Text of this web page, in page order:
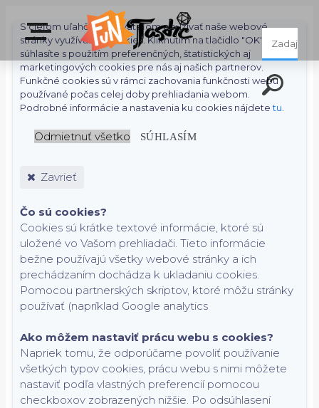
S cieľom uľahčiť používateľom používať naše webové
stránky využívame cookies. Kliknutím na tlačidlo "OK"
súhlasíte s použitím preferenčných, štatistických aj
marketingových cookies pre nás aj našich partnerov.
Funkčné cookies sú v rámci zachovania funkčnosti webu
používané počas celej doby prehliadania webom.
Podrobné informácie a nastavenia ku cookies nájdetetu
Odmietnuť všetko SÚHLASÍM
Zavrieť
Čo sú cookies?
Cookies sú krátke textové informácie, ktoré sú
uložené vo Vašom prehliadači. Tieto informácie
bežne používajú všetky webové stránky a ich
prechádzaním dochádza k ukladaniu cookies.
Pomocou partnerských skriptov, ktoré môžu stránky
používať (napríklad Google analytics
Ako môžem nastaviť prácu webu s cookies?
Napriek tomu, že odporúčame povoliť používanie
všetkých typov cookies, prácu webu s nimi môžete
nastaviť podľa vlastných preferencií pomocou
checkboxov zobrazených nižšie. Po odsúhlasení